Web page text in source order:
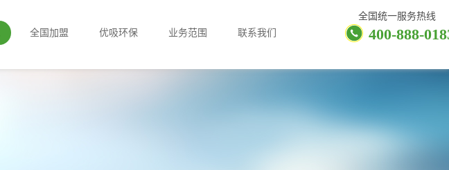
全国统一服务热线
400-888-
全国加盟 优吸环保 业务范围 联系我们